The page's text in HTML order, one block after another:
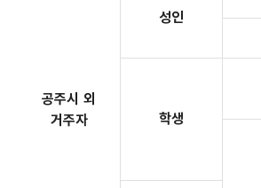
공주시 외
거주자
성인
학생